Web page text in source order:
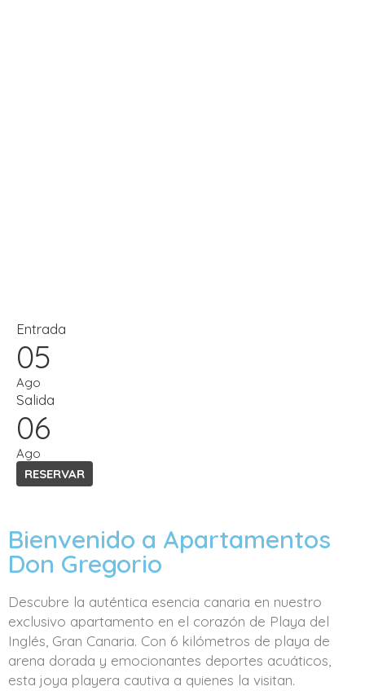
Entrada
05
Ago
Salida
06
Ago
Bienvenido a Apartamentos
Don Gregorio
Descubre la auténtica esencia canaria en nuestro
exclusivo apartamento en el corazón de Playa del
Inglés, Gran Canaria. Con 6 kilómetros de playa de
arena dorada y emocionantes deportes acuáticos,
esta joya playera cautiva a quienes la visitan.